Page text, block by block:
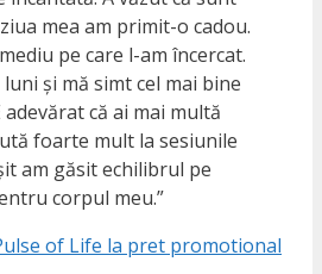
mea am primit-o cadou.
pe care l-am încercat.
și mă simt cel mai bine
adevărat că ai mai multă
foarte mult la sesiunile
am găsit echilibrul pe
corpul meu.”